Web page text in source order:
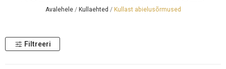
Avalehele Kullaehted Kullast abielusõrmused
Filtreeri